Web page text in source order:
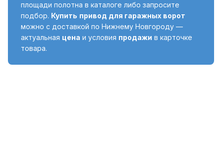
площади полотна в каталоге либо запросите
подбор. Купить привод для гаражных ворот
можно с доставкой по Нижнему Новгороду —
актуальная цена и условия продажи в карточке
товара.